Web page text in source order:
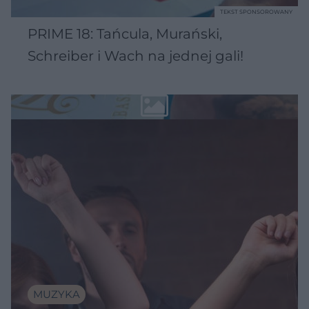
PRIME 18: Tańcula, Murański,
Schreiber i Wach na jednej gali!
TEKST SPONSOROWANY
MUZYKA